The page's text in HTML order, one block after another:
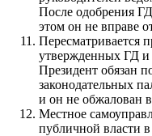
После одобрения
этом он не вправе
Пересматривается
утвержденных ГД
Президент обязан
законодательных
и он не обжалован
Местное
публичной власти